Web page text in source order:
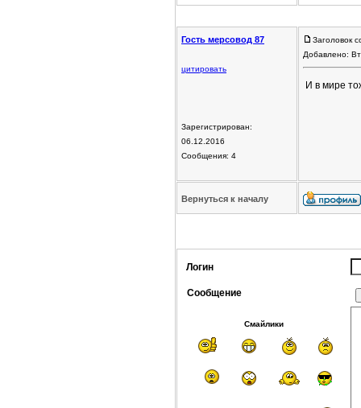
Гость мерсовод 87
цитировать
Зарегистрирован:
06.12.2016
Сообщения: 4
Заголовок
Добавлено:
И в мире
Вернуться к началу
Логин
Сообщение
Смайлики